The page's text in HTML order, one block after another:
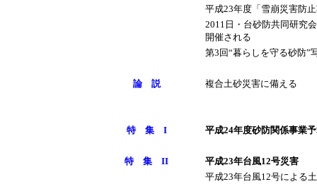
平成23年度「雪崩災害防
2011日・台砂防共同研究
開催される
第3回“暮らしを守る砂防”
論 説 複合土砂災害に備える
特 集 I 平成24年度砂防関係事業
特 集 II
平成23年台風12号災害
平成23年台風12号による